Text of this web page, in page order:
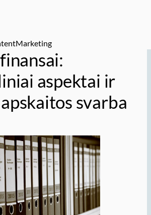
aspektai ir
svarba